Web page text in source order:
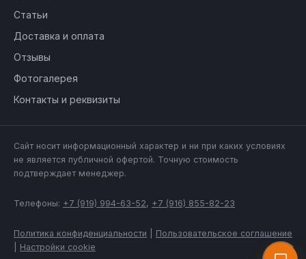
Статьи
Доставка и оплата
Отзывы
Фотогалерея
Контакты и реквизиты
Сайт носит информационный характер и ни при каких условиях
не является публичной офертой. Точную стоимость
подтверждает менеджер.
Телефоны: +7 (919) 994-63-52, +7 (916) 855-82-23
Политика конфиденциальности
Пользовательское соглашение
Настройки cookie